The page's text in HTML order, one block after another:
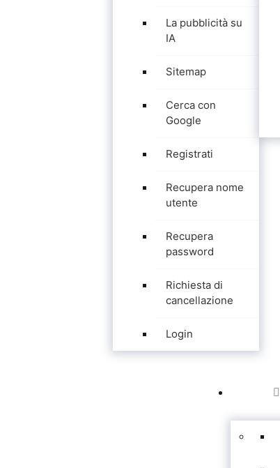
La pubblicità su
IA
Sitemap
Cerca con
Google
Registrati
Recupera nome
utente
Recupera
password
Richiesta di
cancellazione
Login